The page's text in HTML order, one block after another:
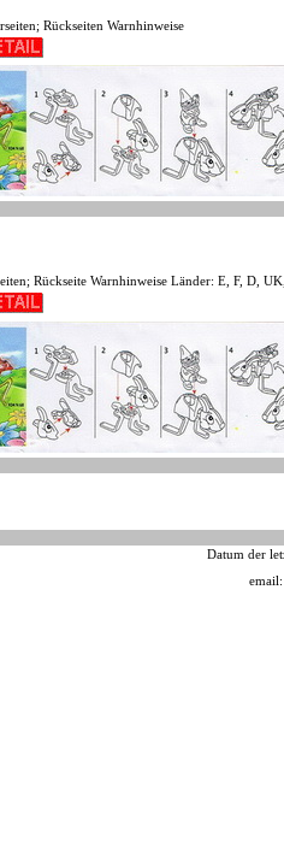
Rückseiten Warnhinweise
Rückseite Warnhinweise Länder: E, F, D,
Datum der